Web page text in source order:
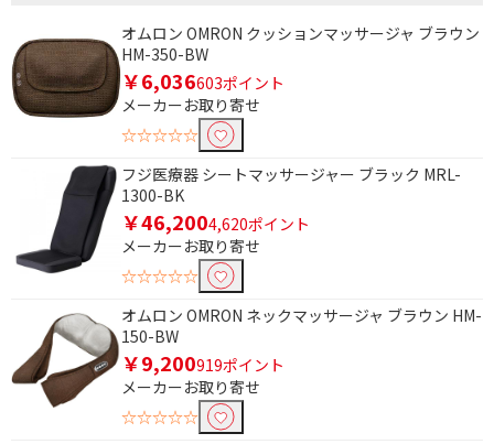
オムロン OMRON クッションマッサージャ ブラウン
HM-350-BW
￥6,036603ポイント
メーカーお取り寄せ
☆☆☆☆☆
フジ医療器 シートマッサージャー ブラック MRL-
1300-BK
￥46,2004,620ポイント
メーカーお取り寄せ
☆☆☆☆☆
オムロン OMRON ネックマッサージャ ブラウン HM-
150-BW
￥9,200919ポイント
メーカーお取り寄せ
☆☆☆☆☆